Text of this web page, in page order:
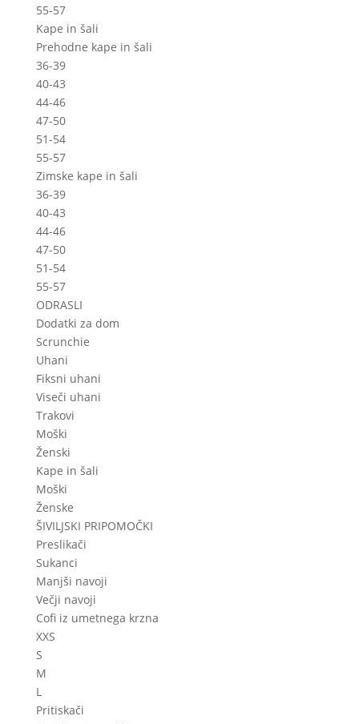
55-57
Kape in šali
Prehodne kape in šali
36-39
40-43
44-46
47-50
51-54
55-57
Zimske kape in šali
36-39
40-43
44-46
47-50
51-54
55-57
ODRASLI
Dodatki za dom
Scrunchie
Uhani
Fiksni uhani
Viseči uhani
Trakovi
Moški
Ženski
Kape in šali
Moški
Ženske
ŠIVILJSKI PRIPOMOČKI
Preslikači
Sukanci
Manjši navoji
Večji navoji
Cofi iz umetnega krzna
XXS
S
M
L
Pritiskači